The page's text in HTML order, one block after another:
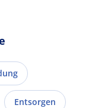
Entsorgen